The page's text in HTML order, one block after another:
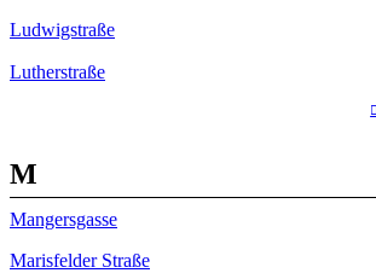
Ludwigstraße
Lutherstraße
M
Mangersgasse
Marisfelder Straße